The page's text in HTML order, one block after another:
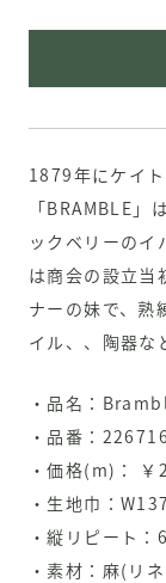
1879年にケイ
「BRAMBLE
ックベリーのイ
は商会の設立当
ナーの妹で、熟
イル、、陶器な
・品名：
・品番：
・価格(m)：
・生地巾：
・縦リピート
・素材：麻(リ